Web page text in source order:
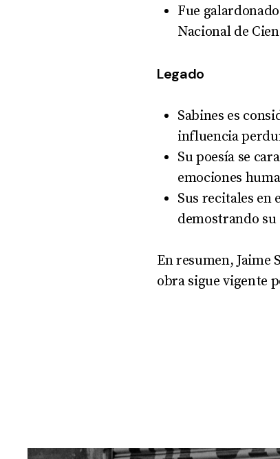
Fue
Nacional de
Legado
Sabines es
influencia
Su poesía se
emociones
Sus recitales en
demostrando su
En resumen, Jaime
obra sigue vigente